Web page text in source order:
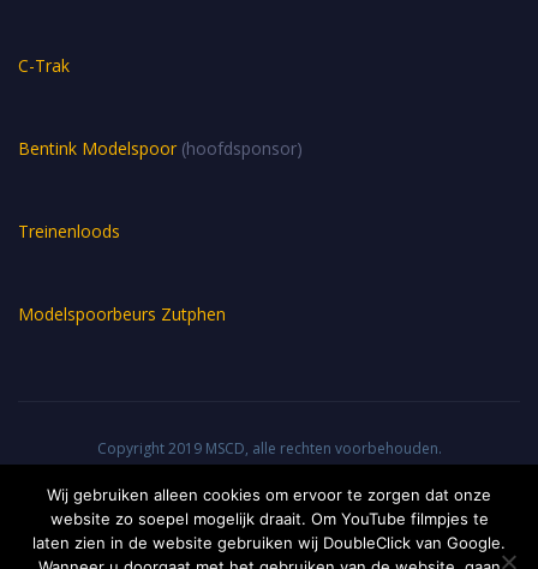
C-Trak
Bentink Modelspoor (hoofdsponsor)
Treinenloods
Modelspoorbeurs Zutphen
Copyright 2019 MSCD, alle rechten voorbehouden.
Centraal Station Contactformulier
De Märklinbaan
De Modelbouwgroep
De N baan
De vereniging
Wij gebruiken alleen cookies om ervoor te zorgen dat onze
website zo soepel mogelijk draait. Om YouTube filmpjes te
laten zien in de website gebruiken wij DoubleClick van Google.